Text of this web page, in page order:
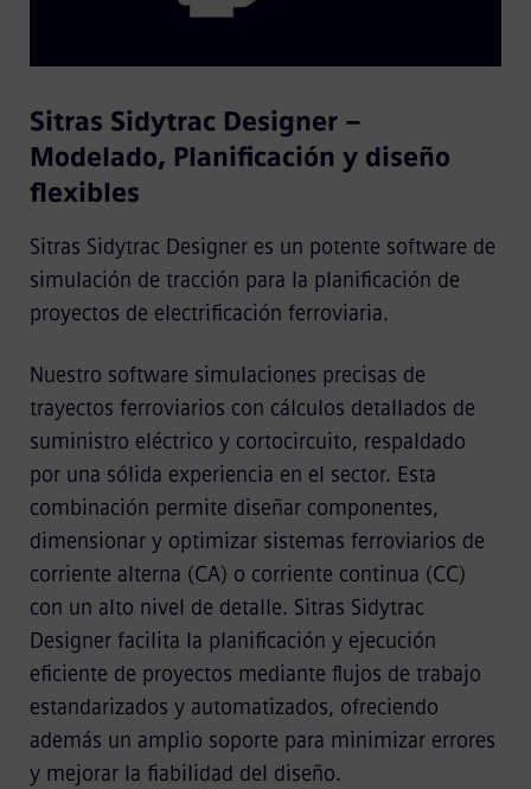
Sitras Sidytrac Designer –
Modelado, Planificación y diseño
flexibles
Sitras Sidytrac Designer es un potente software de
simulación de tracción para la planificación de
proyectos de electrificación ferroviaria.
Nuestro software simulaciones precisas de
trayectos ferroviarios con cálculos detallados de
suministro eléctrico y cortocircuito, respaldado
por una sólida experiencia en el sector. Esta
combinación permite diseñar componentes,
dimensionar y optimizar sistemas ferroviarios de
corriente alterna (CA) o corriente continua (CC)
con un alto nivel de detalle. Sitras Sidytrac
Designer facilita la planificación y ejecución
eficiente de proyectos mediante flujos de trabajo
estandarizados y automatizados, ofreciendo
además un amplio soporte para minimizar errores
y mejorar la fiabilidad del diseño.